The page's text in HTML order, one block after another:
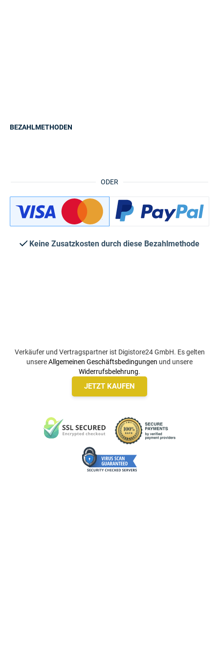
ODER
BEZAHLMETHODEN
Keine Zusatzkosten durch diese Bezahlmethode
Verkäufer und Vertragspartner ist Digistore24 GmbH. Es gelten
unsereAllgemeinen Geschäftsbedingungen und unsere
Widerrufsbelehrung.
JETZT KAUFEN